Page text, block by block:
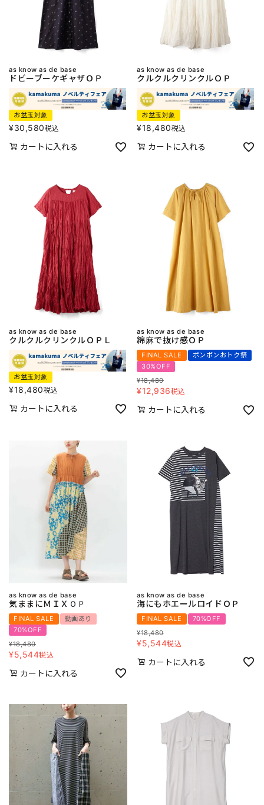
as know as de base
ドビーブーケギャザＯＰ
お盆玉対象
¥30,580税込
カートに入れる
as know as de base
クルクルクリンクルＯＰ
お盆玉対象
¥18,480税込
カートに入れる
as know as de base
クルクルクリンクルＯＰＬ
お盆玉対象
¥18,480税込
カートに入れる
as know as de base
綿麻で抜け感ＯＰ
FINAL SALE
ボンボンおトク祭
30%OFF
¥18,480
¥12,936税込
カートに入れる
as know as de base
気ままにＭＩＸＯＰ
FINAL SALE
動画あり
70%OFF
¥18,480
¥5,544税込
カートに入れる
as know as de base
海にもホエールロイドＯＰ
FINAL SALE
70%OFF
¥18,480
¥5,544税込
カートに入れる